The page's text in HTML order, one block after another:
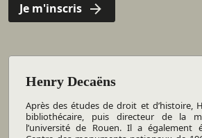
Je m'inscris
Henry Decaëns
Après des études de droit et d’histoire,
bibliothécaire, puis directeur de la
l’université de Rouen. Il a également